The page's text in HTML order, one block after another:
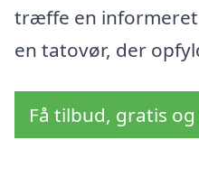
træffe en
en tatovør, der
Få tilbud, gratis